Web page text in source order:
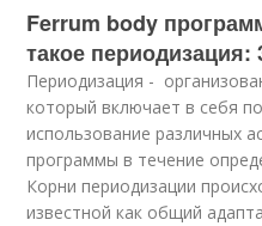
Ferrum body
такое
Периодизация -
который включает в себя
использование различных
программы в течение
Корни периодизации
известной как общий